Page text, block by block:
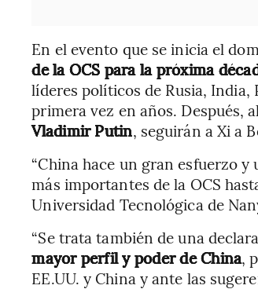
En el evento que se inicia el
de la OCS para la próxima
líderes políticos de Rusia,
primera vez en años. Después,
Vladimir Putin, seguirán a Xi a
“China hace un gran esfuerzo
más importantes de la OCS
Universidad Tecnológica de
“Se trata también de una
mayor perfil y poder de China,
EE.UU. y China y ante las